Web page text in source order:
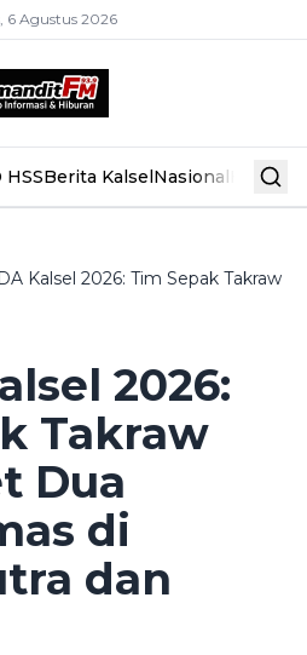
6 Agustus 2026
HSSBerita KalselNasional Hiburan
Kalsel 2026: Tim Sepak Takraw
2026:
Takraw
Dua
di
dan